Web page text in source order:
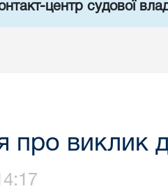
центр судової
про виклик